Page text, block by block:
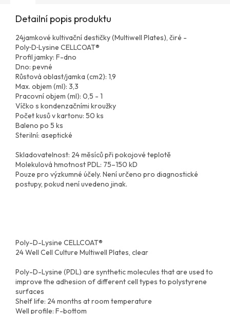
Detailní popis produktu
24jamkové kultivační destičky (Multiwell Plates), čiré -
Poly‑D‑Lysine CELLCOAT®
Profil jamky: F-dno
Dno: pevné
Růstová oblast/jamka (cm2): 1,9
Max. objem (ml): 3,3
Pracovní objem (ml): 0,5 - 1
Víčko s kondenzačními kroužky
Počet kusů v kartonu: 50 ks
Baleno po 5 ks
Sterilní: aseptické
Skladovatelnost: 24 měsíců při pokojové teplotě
Molekulová hmotnost PDL: 75–150 kD
Pouze pro výzkumné účely. Není určeno pro diagnostické
postupy, pokud není uvedeno jinak.
Poly-D-Lysine CELLCOAT®
24 Well Cell Culture Multiwell Plates, clear
Poly-D-Lysine (PDL) are synthetic molecules that are used to
improve the adhesion of different cell types to polystyrene
surfaces
Shelf life: 24 months at room temperature
Well profile: F-bottom